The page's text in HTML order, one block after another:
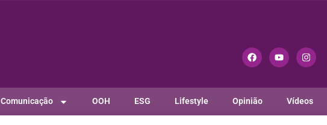
Comunicação OOH ESG Lifestyle Opinião Vídeos